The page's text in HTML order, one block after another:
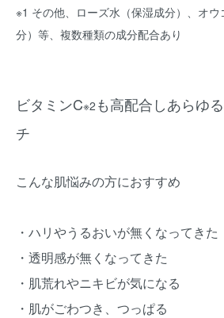
※1 その他、ローズ水（保湿成分）、オ
分）等、複数種類の成分配合あり
ビタミンC※2 も高配合しあらゆ
チ
こんな肌悩みの方におすすめ
・ハリやうるおいが無くなってきた
・透明感が無くなってきた
・肌荒れやニキビが気になる
・肌がごわつき、つっぱる